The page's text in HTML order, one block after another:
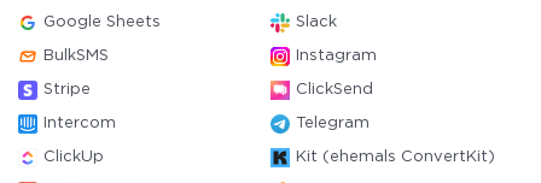
Google Sheets Slack
BulkSMS Instagram
Stripe ClickSend
Intercom Telegram
ClickUp Kit (ehemals ConvertKit)